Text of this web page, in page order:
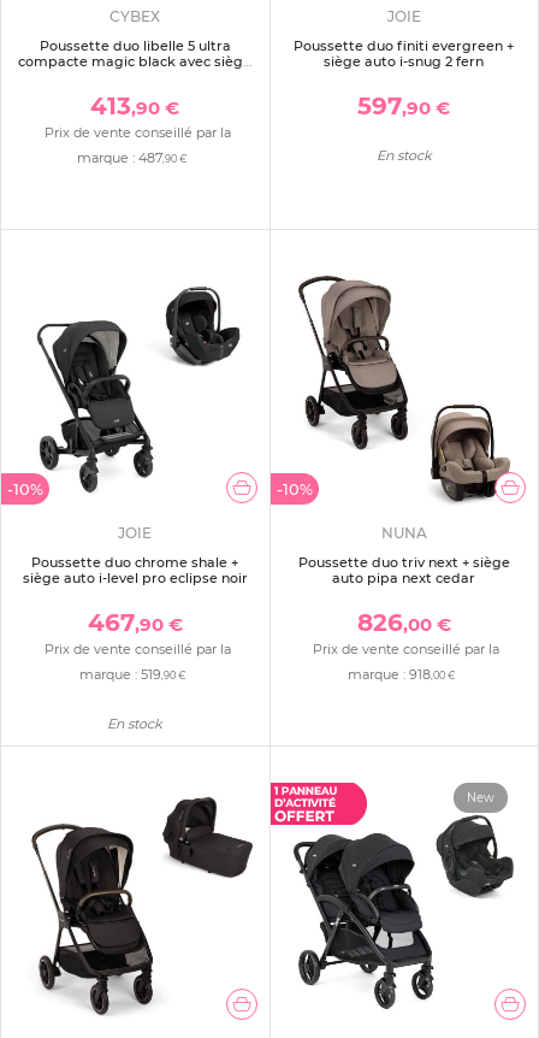
CYBEX
Poussette duo libelle 5 ultra
compacte magic black avec siège
413,90 €
Prix de vente conseillé par la
marque :487,90 €
JOIE
Poussette duo finiti evergreen +
siège auto i-snug 2 fern
597,90 €
En stock
-10%
JOIE
Poussette duo chrome shale +
siège auto i-level pro eclipse noir
467,90 €
Prix de vente conseillé par la
marque : 519,90 €
En stock
-10%
NUNA
Poussette duo triv next + siège
auto pipa next cedar
826,00 €
Prix de vente conseillé par la
marque : 918,00 €
New